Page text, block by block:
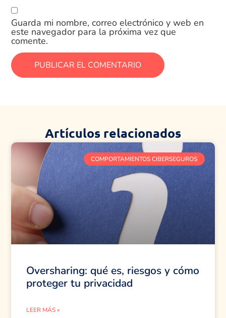
Guarda mi nombre, correo electrónico y web en
este navegador para la próxima vez que
comente.
Artículos relacionados
COMPORTAMIENTOS CIBERSEGUROS
Oversharing: qué es, riesgos y cómo
proteger tu privacidad
LEER MÁS »